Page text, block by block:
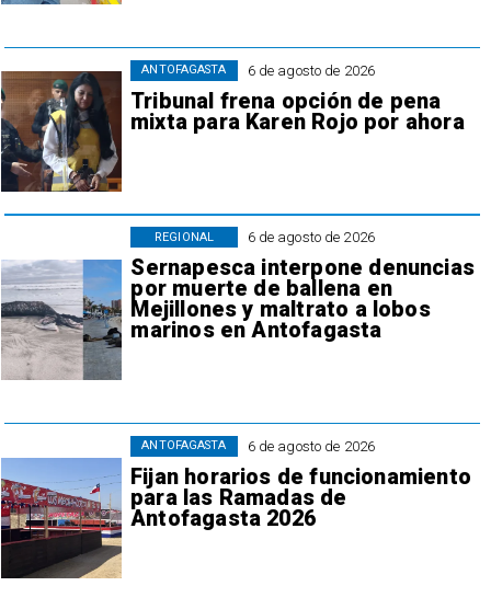
6 de agosto de 2026
Tribunal frena opción de pena
mixta para Karen Rojo por ahora
ANTOFAGASTA
6 de agosto de 2026
Sernapesca interpone denuncias
por muerte de ballena en
Mejillones y maltrato a lobos
marinos en Antofagasta
REGIONAL
6 de agosto de 2026
Fijan horarios de funcionamiento
para las Ramadas de
Antofagasta 2026
ANTOFAGASTA